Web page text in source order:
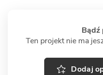
Bądź
Ten projekt nie ma
Dodaj